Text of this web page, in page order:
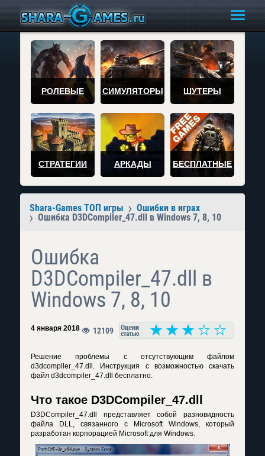
РОЛЕВЫЕ СИМУЛЯТОРЫ ШУТЕРЫ
СТРАТЕГИИ АРКАДЫ БЕСПЛАТНЫЕ
Shara-Games ТОП игры
Ошибки в играх
Ошибка D3DCompiler_47.dll в Windows 7, 8, 10
Ошибка
D3DCompiler_47.dll в
Windows 7, 8, 10
4 января 2018 12109
Решение проблемы с отсутствующим файлом
d3dcompiler_47.dll. Инструкция с возможностью скачать
файл d3dcompiler_47.dll бесплатно.
Что такое D3DCompiler_47.dll
D3DCompiler_47.dll представляет собой разновидность
файла DLL, связанного с Microsoft Windows, который
разработан корпорацией Microsoft для Windows.